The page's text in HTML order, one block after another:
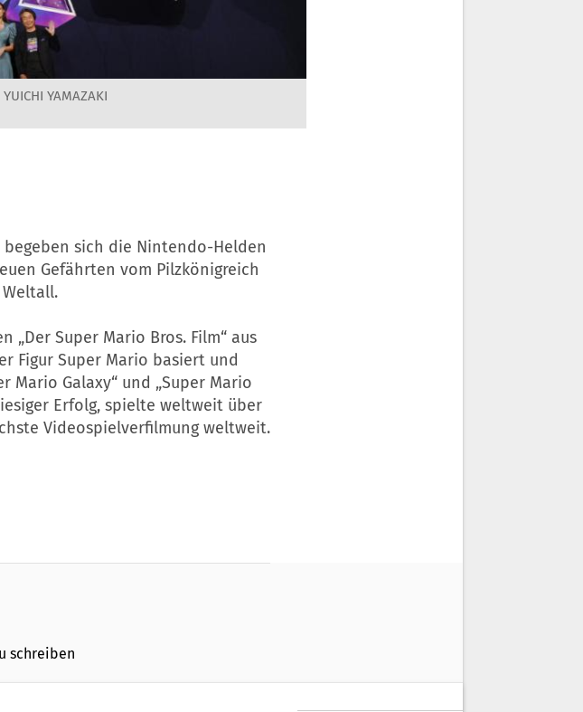
YAMAZAKI
sich die Nintendo-Helden
Gefährten vom Pilzkönigreich
„Der Super Mario Bros. Film“ aus
Figur Super Mario basiert und
Mario Galaxy“ und „Super Mario
Erfolg, spielte weltweit über
Videospielverfilmung weltweit.
schreiben